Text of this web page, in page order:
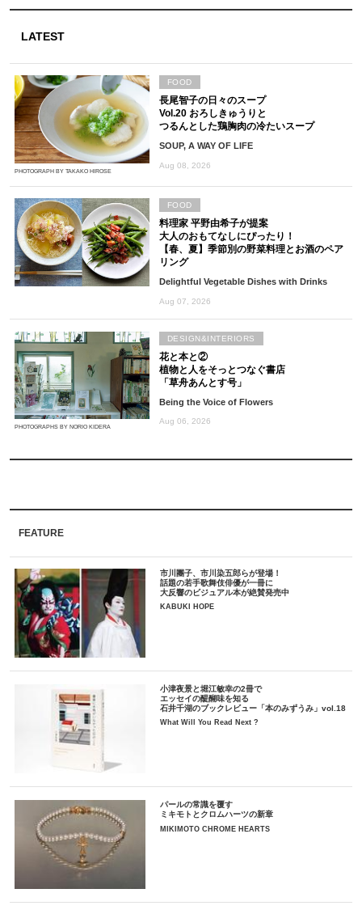
LATEST
PHOTOGRAPH BY TAKAKO HIROSE
長尾智子の日々のスープ
Vol.20 おろしきゅうりと
つるんとした鶏胸肉の冷たいスープ
SOUP, A WAY OF LIFE
Aug 08, 2026
FOOD
料理家 平野由希子が提案
大人のおもてなしにぴったり！
【春、夏】季節別の野菜料理とお酒のペア
リング
Delightful Vegetable Dishes with Drinks
Aug 07, 2026
FOOD
PHOTOGRAPHS BY NORIO KIDERA
花と本と②
植物と人をそっとつなぐ書店
「草舟あんとす号」
Being the Voice of Flowers
Aug 06, 2026
DESIGN&INTERIORS
FEATURE
市川團子、市川染五郎らが登場！
話題の若手歌舞伎俳優が一冊に
大反響のビジュアル本が絶賛発売中
KABUKI HOPE
小津夜景と堀江敏幸の2冊で
エッセイの醍醐味を知る
石井千湖のブックレビュー「本のみずうみ」vol.18
What Will You Read Next ?
パールの常識を覆す
ミキモトとクロムハーツの新章
MIKIMOTO CHROME HEARTS